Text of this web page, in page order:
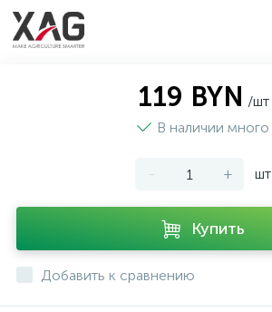
119 BYN /шт
В наличии много
- + шт
Купить
Добавить к сравнению